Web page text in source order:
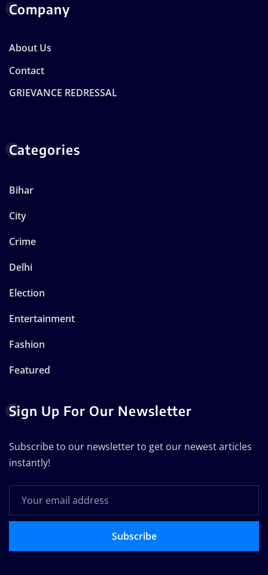
Company
About Us
Contact
GRIEVANCE REDRESSAL
Categories
Bihar
City
Crime
Delhi
Election
Entertainment
Fashion
Featured
Sign Up For Our Newsletter
Subscribe to our newsletter to get our newest articles
instantly!
Subscribe